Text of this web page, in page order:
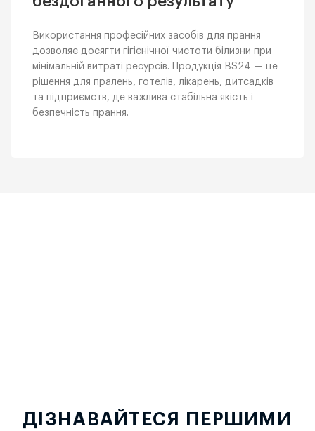
Використання професійних засобів для прання
дозволяє досягти гігієнічної чистоти білизни при
мінімальній витраті ресурсів. Продукція BS24 — це
рішення для пралень, готелів, лікарень, дитсадків
та підприємств, де важлива стабільна якість і
безпечність прання.
ДІЗНАВАЙТЕСЯ ПЕРШИМИ